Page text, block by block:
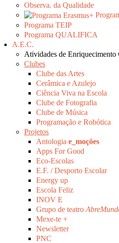
Observa. da Qualidade
Programa TEIP
Programa QUALIFICA
A.E.C.
Atividades de Enriquecimento
Clubes
Clube das Artes
Cerâmica e Azulejo
Ciência Viva na Escola
Clube de Fotografia
Clube de Música
Programação e Robótica
Projetos
Antologia e_moções
Apps For Good
Eco-Escolas
E.F. / Desporto Escolar
Energy up
Escola Feliz
INOV E
Grupo de teatro
Mexe-te +
Newsletter
PNC